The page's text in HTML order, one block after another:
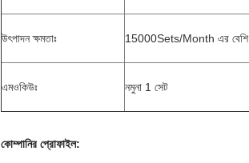
উৎপাদন ক্ষমতাঃ 15000Sets/Month এর বেশি
এমওকিউঃ নমুনা 1 সেট
কোম্পানির প্রোফাইল: